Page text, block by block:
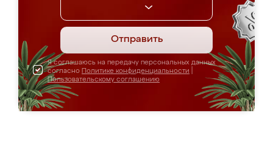
Отправить
Я соглашаюсь на передачу персональных данных
согласно Политике конфиденциальности
Пользовательскому соглашению